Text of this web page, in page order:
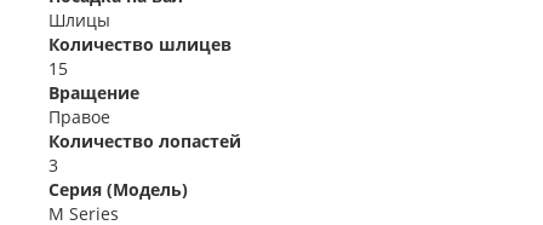
Шлицы
Количество шлицев
15
Вращение
Правое
Количество лопастей
3
Серия (Модель)
M Series